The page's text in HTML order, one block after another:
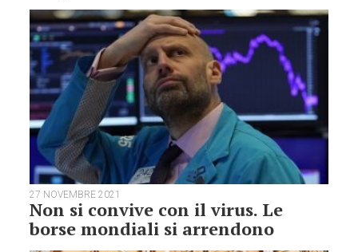
27 NOVEMBRE 2021
Non si convive con il virus. Le
borse mondiali si arrendono